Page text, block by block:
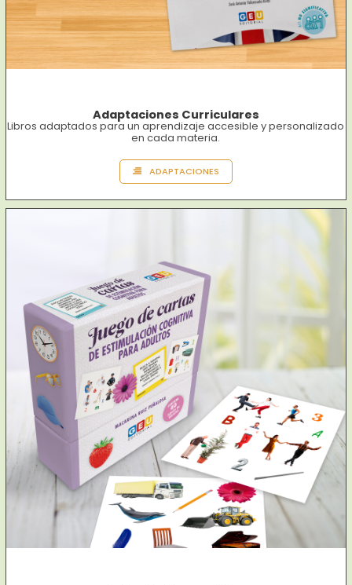
Adaptaciones Curriculares
Libros adaptados para un aprendizaje accesible y personalizado
en cada materia.
ADAPTACIONES